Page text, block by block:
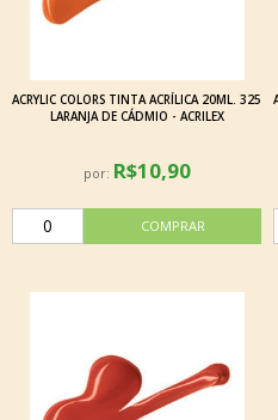
ACRYLIC COLORS TINTA ACRÍLICA 20ML. 325
LARANJA DE CÁDMIO - ACRILEX
por: R$10,90